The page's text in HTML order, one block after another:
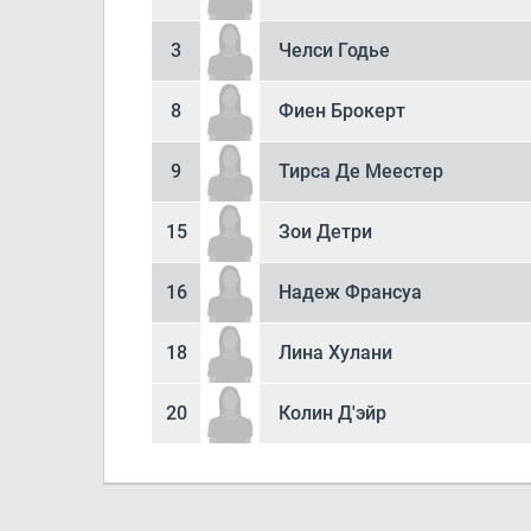
3 Челси Годье
8 Фиен Брокерт
9 Тирса Де Меестер
15 Зои Детри
16 Надеж Франсуа
18 Лина Хулани
20 Колин Д'эйр